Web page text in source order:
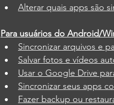
Alterar quais apps são
Para usuários do Android/
Sincronizar arquivos e
Salvar fotos e vídeos
Usar o Google Drive
Sincronizar seus apps
Fazer backup ou